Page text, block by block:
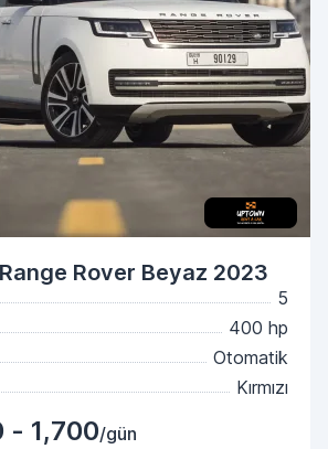
Rover Beyaz 2023
5
400 hp
Otomatik
Kırmızı
- 1,700/gün